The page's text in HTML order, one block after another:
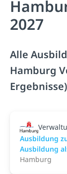
2027
Alle
Hamburg
Ergebnisse)
Ausbildung
Ausbildung
Hamburg